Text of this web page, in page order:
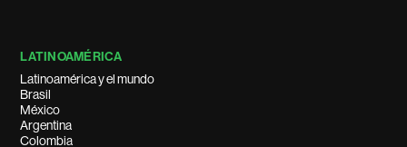
LATINOAMÉRICA
Latinoamérica y el mundo
Brasil
México
Argentina
Colombia